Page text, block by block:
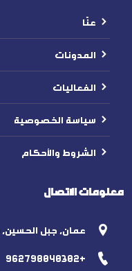
عنّا
المدونات
الفعاليات
سياسة الخصوصية
الشروط والأحكام
معلومات الاتصال
عمان, جبل الحسين, شارع
+962798040302